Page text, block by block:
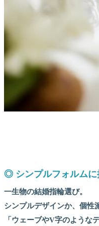
◎ シンプルフォルムに
一生物の結婚指輪選び。
シンプルデザインか、個
「ウェーブやV字のような